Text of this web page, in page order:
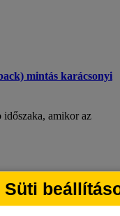
mintás karácsonyi
időszaka, amikor az
Süti